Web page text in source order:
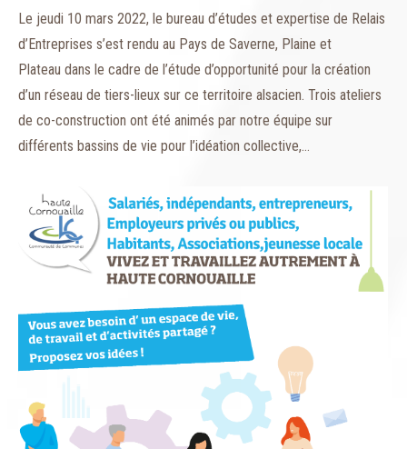
Le jeudi 10 mars 2022, le bureau d’études et expertise de Relais
d’Entreprises s’est rendu au Pays de Saverne, Plaine et
Plateau dans le cadre de l’étude d’opportunité pour la création
d’un réseau de tiers-lieux sur ce territoire alsacien. Trois ateliers
de co-construction ont été animés par notre équipe sur
différents bassins de vie pour l’idéation collective,…